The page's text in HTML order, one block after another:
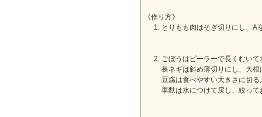
《作り方》
とりもも肉はそぎ切りにし、A
ごぼうはピーラーで長くむいて
長ネギは斜め薄切りにし、大
豆腐は食べやすい大きさに切る
車麩は水につけて戻し、絞って